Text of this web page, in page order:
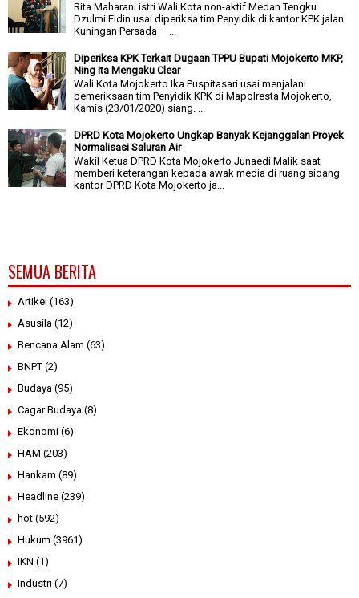
Rita Maharani istri Wali Kota non-aktif Medan Tengku
Dzulmi Eldin usai diperiksa tim Penyidik di kantor KPK jalan
Kuningan Persada – ...
Diperiksa KPK Terkait Dugaan TPPU Bupati Mojokerto MKP,
Ning Ita Mengaku Clear
Wali Kota Mojokerto Ika Puspitasari usai menjalani
pemeriksaan tim Penyidik KPK di Mapolresta Mojokerto,
Kamis (23/01/2020) siang. ...
DPRD Kota Mojokerto Ungkap Banyak Kejanggalan Proyek
Normalisasi Saluran Air
Wakil Ketua DPRD Kota Mojokerto Junaedi Malik saat
memberi keterangan kepada awak media di ruang sidang
kantor DPRD Kota Mojokerto ja...
SEMUA BERITA
Artikel (163)
Asusila (12)
Bencana Alam (63)
BNPT (2)
Budaya (95)
Cagar Budaya (8)
Ekonomi (6)
HAM (203)
Hankam (89)
Headline (239)
hot (592)
Hukum (3961)
IKN (1)
Industri (7)